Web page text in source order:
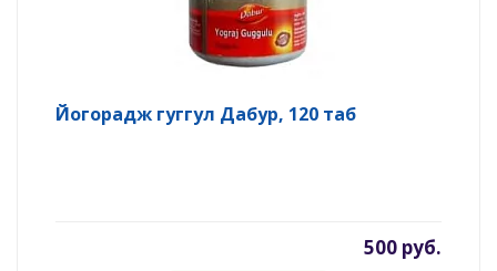
Йогорадж гуггул Дабур, 120 таб
500 руб.